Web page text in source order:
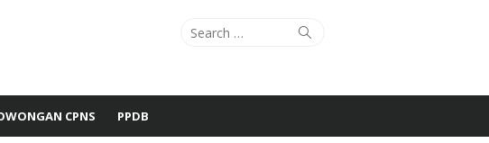
Search
Search
CPNS PPDB